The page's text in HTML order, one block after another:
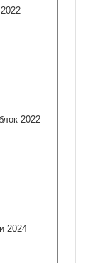
2022
2024